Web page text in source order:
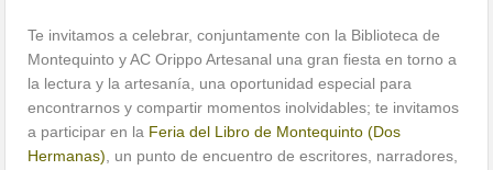
Te invitamos a celebrar, conjuntamente con la Biblioteca de
Montequinto y AC Orippo Artesanal una gran fiesta en torno a
la lectura y la artesanía, una oportunidad especial para
encontrarnos y compartir momentos inolvidables; te invitamos
a participar en la Feria del Libro de Montequinto (Dos
Hermanas), un punto de encuentro de escritores, narradores,